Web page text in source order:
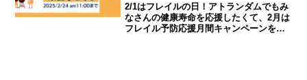
2/1はフレイルの日！アトランダムでもみ
なさんの健康寿命を応援したくて、2月は
フレイル予防応援月間キャンペーンを行